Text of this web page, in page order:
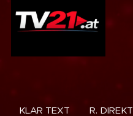
KLAR TEXT R. DIREKT